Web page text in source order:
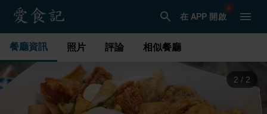
在 APP 開啟
餐廳資訊 照片 評論 相似餐廳
1 / 2